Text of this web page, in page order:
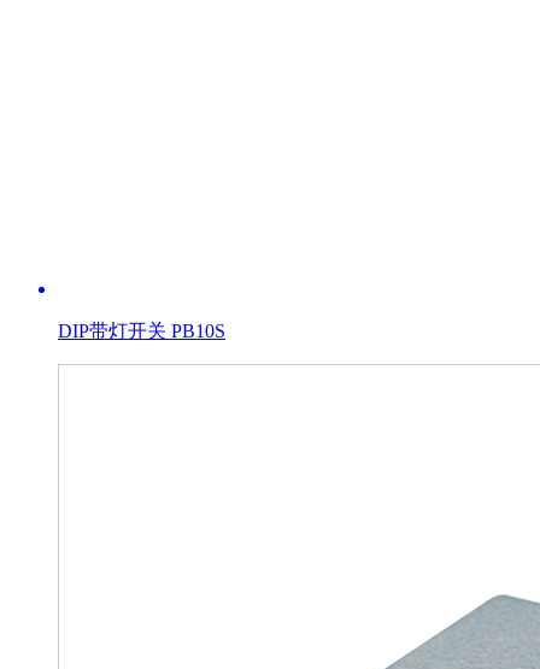
DIP带灯开关 PB10S